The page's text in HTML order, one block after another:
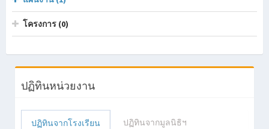
โครงการ (0)
ปฏิทินหน่วยงาน
ปฏิทินจากโรงเรียน ปฏิทินจากมูลนิธิฯ